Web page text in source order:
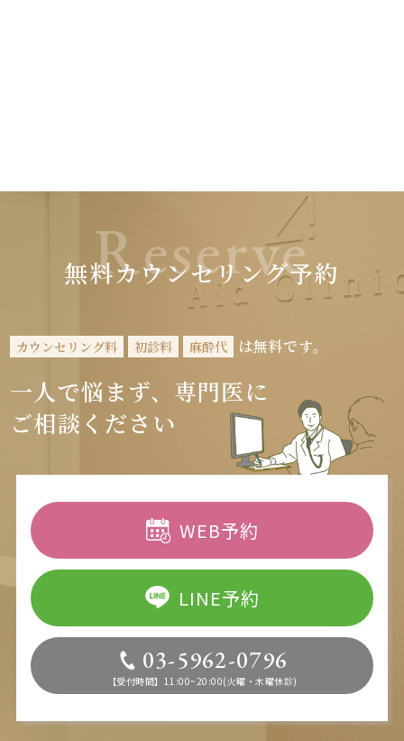
Reserve
無料カウンセリング予約
カウンセリング料 初診料 麻酔代 は無料です。
一人で悩まず、専門医に
ご相談ください
WEB予約
LINE予約
03-5962-0796
【受付時間】11:00~20:00(火曜・木曜休診)